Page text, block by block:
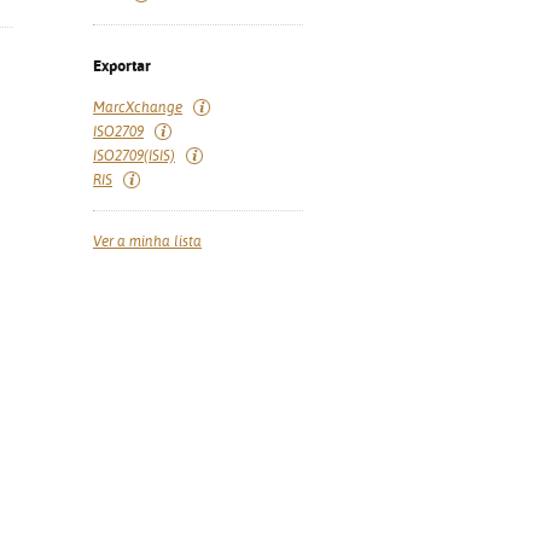
Exportar
MarcXchange
ISO2709
ISO2709(ISIS)
RIS
Ver a minha lista